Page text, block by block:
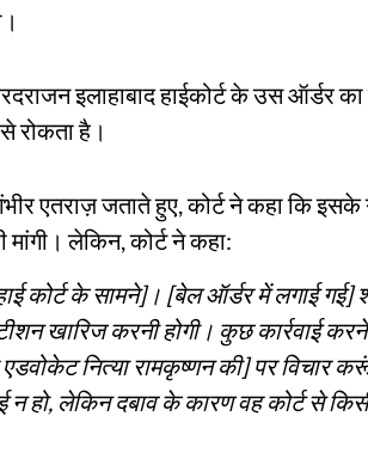
इलाहाबाद हाईकोर्ट के उस ऑर्डर
रोकता है।
एतराज़ जताते हुए, कोर्ट ने कहा कि
लेकिन, कोर्ट ने कहा:
कोर्ट के सामने]। [बेल ऑर्डर में लगाई गई]
खारिज करनी होगी। कुछ कार्रवाई
नित्या रामकृष्णन की] पर विचार
हो, लेकिन दबाव के कारण वह कोर्ट से